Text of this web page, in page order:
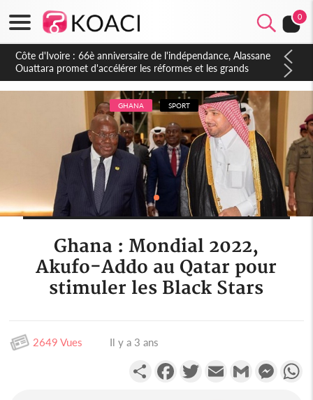
0
Côte d'Ivoire : À Abidjan, Amadou Oury Bah admire le modèle
ivoirien et veut s'en inspirer pour accélérer le développement
de la Guinée
GHANA SPORT
Ghana : Mondial 2022,
Akufo-Addo au Qatar pour
stimuler les Black Stars
2649 Vues Il y a 3 ans
PartagerFacebookTwitterEmail Gmail